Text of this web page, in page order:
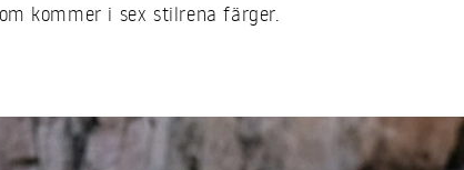
kommer i sex stilrena färger.